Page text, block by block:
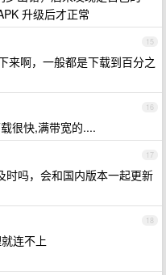
升级后才正常
15
来啊，一般都是下载到百分之
16
很快,满带宽的....
17
时吗，会和国内版本一起更新
18
连不上